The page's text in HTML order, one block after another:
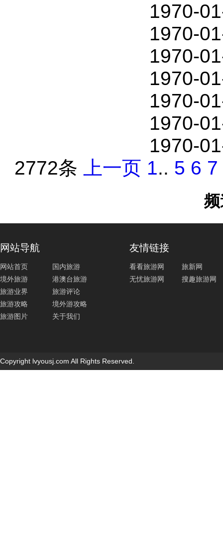
1970-
1970-
1970-
1970-
1970-
1970-
1970-
2772条
上一页 1.. 5 6 7
网站导航
网站首页
国内旅游
境外旅游
港澳台旅游
旅游业界
旅游评论
旅游攻略
境外游攻略
旅游图片
关于我们
友情链接
看看旅游网
旅新网
无忧旅游网
搜趣旅游网
Copyright lvyousj.com All Rights Reserved.